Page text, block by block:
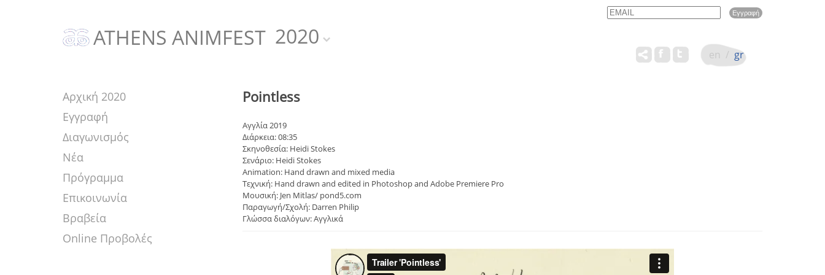
Email Name
ATHENS ANIMFEST 2020
en / gr
Αρχική 2020
Εγγραφή
Διαγωνισμός
Νέα
Πρόγραμμα
Επικοινωνία
Βραβεία
Online Προβολές
Pointless
Αγγλία 2019
Διάρκεια: 08:35
Σκηνοθεσία: Heidi Stokes
Σενάριο: Heidi Stokes
Animation: Hand drawn and mixed media
Τεχνική: Hand drawn and edited in Photoshop and Adobe Premiere Pro
Μουσική: Jen Mitlas/ pond5.com
Παραγωγή/Σχολή: Darren Philip
Γλώσσα διαλόγων: Αγγλικά